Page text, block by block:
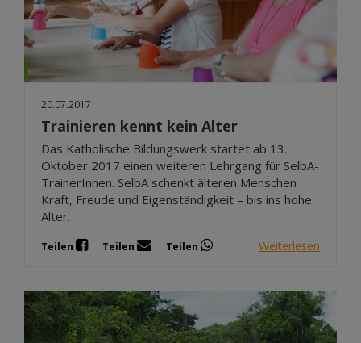
20.07.2017
Trainieren kennt kein Alter
Das Katholische Bildungswerk startet ab 13.
Oktober 2017 einen weiteren Lehrgang für SelbA-
TrainerInnen. SelbA schenkt älteren Menschen
Kraft, Freude und Eigenständigkeit – bis ins hohe
Alter.
Teilen Teilen Teilen Weiterlesen